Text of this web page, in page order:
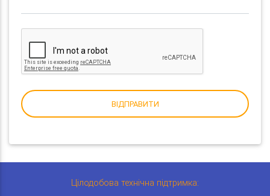
ВІДПРАВИТИ
Цілодобова технічна підтримка: